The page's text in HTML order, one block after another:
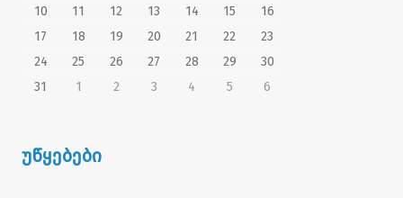
10
11 12 13 14 15
16
17
18 19 20 21 22
23
24
25 26 27 28 29
30
31
1 2 3 4 5 6
უწყებები